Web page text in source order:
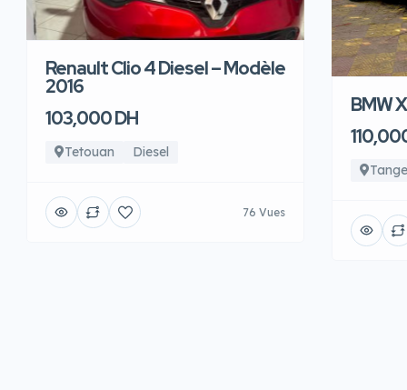
Renault Clio 4 Diesel – Modèle
2016
103,000 DH
Tetouan Diesel
76 Vues
BMW